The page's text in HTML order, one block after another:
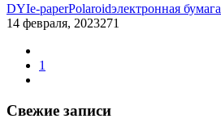
DYIe-paperPolaroidэлектронная бумага
14 февраля, 2023271
1
Свежие записи